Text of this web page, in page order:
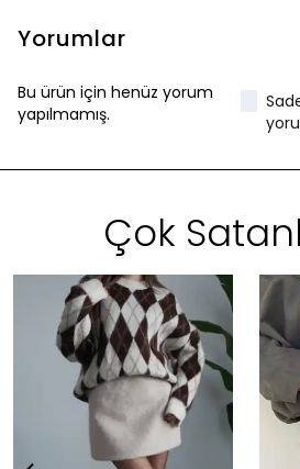
Yorumlar
Bu ürün için henüz yorum
yapılmamış.
Çok